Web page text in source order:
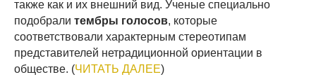
также как и их внешний вид. Ученые специально
подобрали тембры голосов, которые
соответствовали характерным стереотипам
представителей нетрадиционной ориентации в
обществе. (ЧИТАТЬ ДАЛЕЕ)